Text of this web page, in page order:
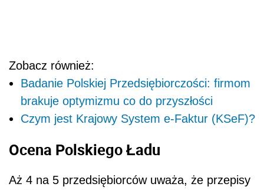
Zobacz również:
Badanie Polskiej Przedsiębiorczości: firmom
brakuje optymizmu co do przyszłości
Czym jest Krajowy System e-Faktur (KSeF)?
Ocena Polskiego Ładu
Aż 4 na 5 przedsiębiorców uważa, że przepisy